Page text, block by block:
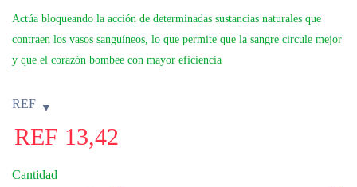
Actúa bloqueando la acción de determinadas sustancias naturales que
contraen los vasos sanguíneos, lo que permite que la sangre circule mejor
y que el corazón bombee con mayor eficiencia
REF
REF 13,42
Cantidad